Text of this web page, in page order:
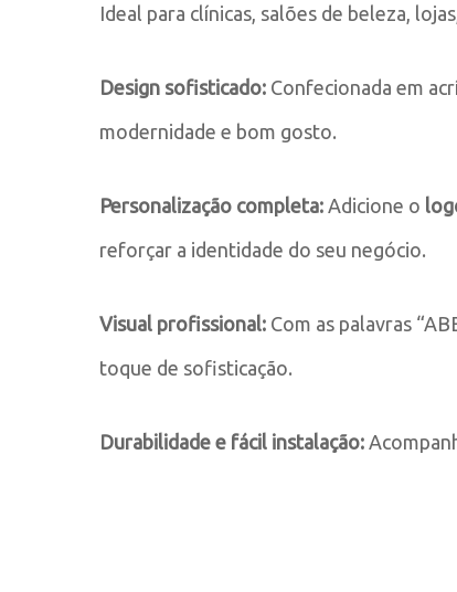
Ideal para clínicas, salões de beleza,
Design sofisticado: Confecionada em
modernidade e bom gosto.
Personalização completa: Adicione o
reforçar a identidade do seu negócio.
Visual profissional: Com as palavras
toque de sofisticação.
Durabilidade e fácil instalação: